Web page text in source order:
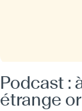
Podcast :
étrange